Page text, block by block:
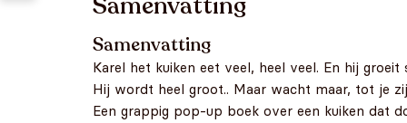
Samenvatting
Karel het kuiken eet veel, heel veel. En hij
Hij wordt heel groot.. Maar wacht maar, tot je
Een grappig pop-up boek over een kuiken dat